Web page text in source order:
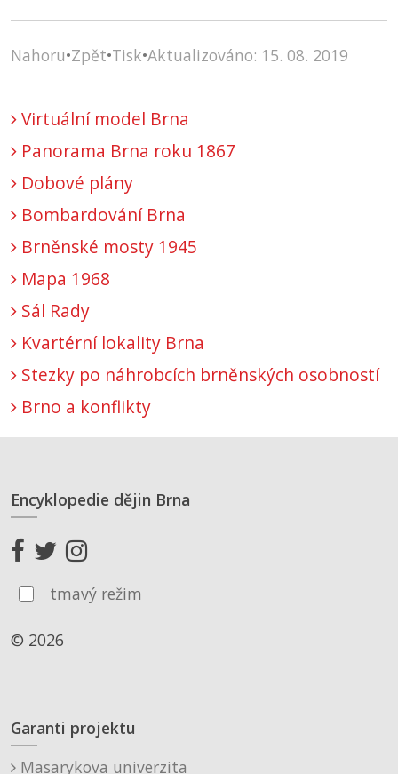
Nahoru•Zpět•Tisk•Aktualizováno: 15. 08. 2019
Virtuální model Brna
Panorama Brna roku 1867
Dobové plány
Bombardování Brna
Brněnské mosty 1945
Mapa 1968
Sál Rady
Kvartérní lokality Brna
Stezky po náhrobcích brněnských osobností
Brno a konflikty
Encyklopedie dějin Brna
tmavý režim
© 2026
Garanti projektu
Masarykova univerzita